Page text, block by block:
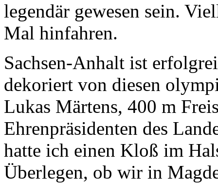
legendär gewesen sein.
Mal hinfahren.
Sachsen-Anhalt ist
dekoriert von diesen
Lukas Märtens, 400 m
Ehrenpräsidenten des
hatte ich einen Kloß im
Überlegen, ob wir in